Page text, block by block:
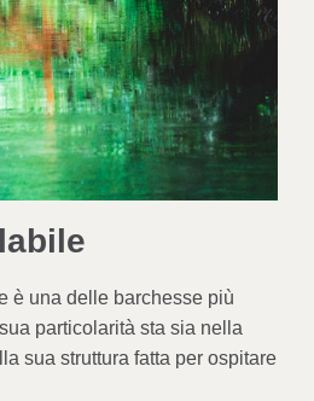
è una delle barchesse più
particolarità sta sia nella
sua struttura fatta per ospitare